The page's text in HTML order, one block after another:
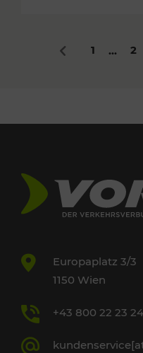
Zurück
1 ... 2
Europaplatz 3/3
1150 Wien
+43 800 22 23 24